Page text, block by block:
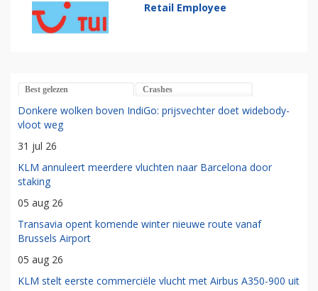
Retail Employee
Best gelezen Crashes
Donkere wolken boven IndiGo: prijsvechter doet widebody-
vloot weg
31 jul 26
KLM annuleert meerdere vluchten naar Barcelona door
staking
05 aug 26
Transavia opent komende winter nieuwe route vanaf
Brussels Airport
05 aug 26
KLM stelt eerste commerciële vlucht met Airbus A350-900 uit